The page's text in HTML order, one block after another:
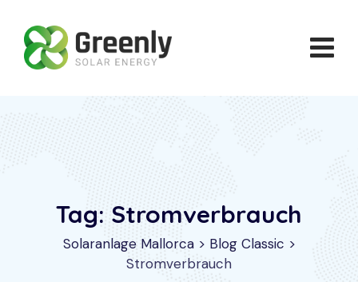
content
Tag: Stromverbrauch
Solaranlage Mallorca> Blog Classic >
Stromverbrauch